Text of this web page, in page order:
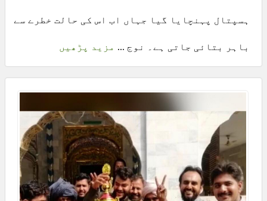
ہسپتال پہنچایا گیا جہاں اب اس کی حالت خطرے سے
باہر بتائی جاتی ہے۔ نوج ... مزید پڑھیں